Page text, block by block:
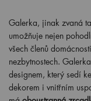
Galerka, jinak zvaná
umožňuje nejen
všech členů
nezbytnostech. Galerka
designem, který sedí
dekorem i vnitřním